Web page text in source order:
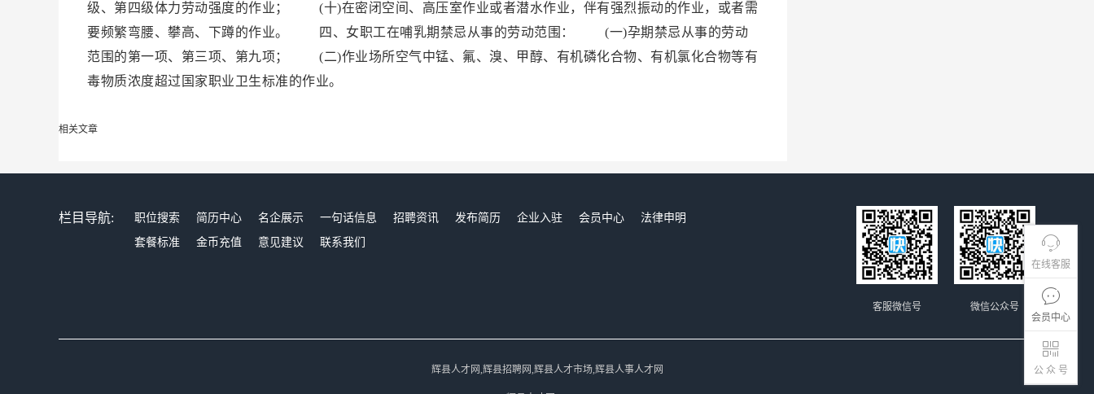
在线客服
会员中心
公 众 号
级、第四级体力劳动强度的作业； (十)在密闭空间、高压室作业或者潜水作业，伴有强烈振动的作业，或者需
要频繁弯腰、攀高、下蹲的作业。 四、女职工在哺乳期禁忌从事的劳动范围： (一)孕期禁忌从事的劳动
范围的第一项、第三项、第九项； (二)作业场所空气中锰、氟、溴、甲醇、有机磷化合物、有机氯化合物等有
毒物质浓度超过国家职业卫生标准的作业。
相关文章
栏目导航: 职位搜索 简历中心 名企展示 一句话信息 招聘资讯 发布简历 企业入驻 会员中心
法律申明
套餐标准
金币充值 意见建议 联系我们
微信公众号
客服微信号
辉县人才网,辉县招聘网,辉县人才市场,辉县人事人才网